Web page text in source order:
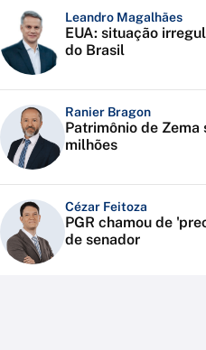
Leandro Magalhães
EUA: situação
do Brasil
Ranier Bragon
Patrimônio de Zema
milhões
Cézar Feitoza
PGR chamou de
de senador